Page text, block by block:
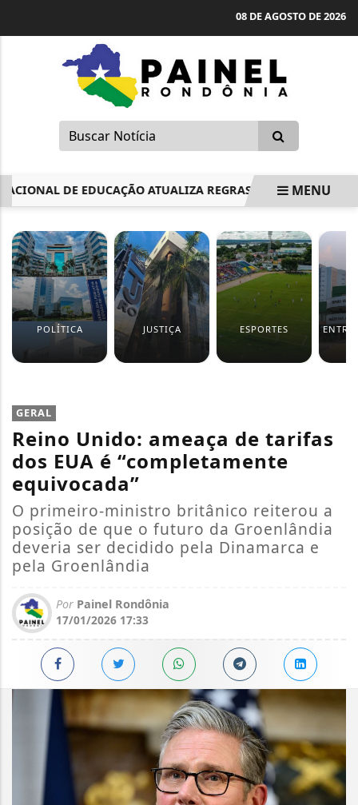
08 DE AGOSTO DE 2026
DE EDUCAÇÃO ATUALIZA REGRAS DO ENSINOMENU
POLÍTICA JUSTIÇA ESPORTES
GERAL
Reino Unido: ameaça de tarifas
dos EUA é “completamente
equivocada”
O primeiro-ministro britânico reiterou a
posição de que o futuro da Groenlândia
deveria ser decidido pela Dinamarca e
pela Groenlândia
Por Painel Rondônia
17/01/2026 17:33